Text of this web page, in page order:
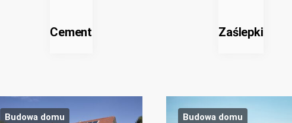
Cement Zaślepki
Budowa domu
Budowa domu